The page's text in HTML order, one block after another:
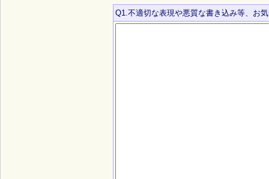
Q1.不適切な表現や悪質な書き込み等、お